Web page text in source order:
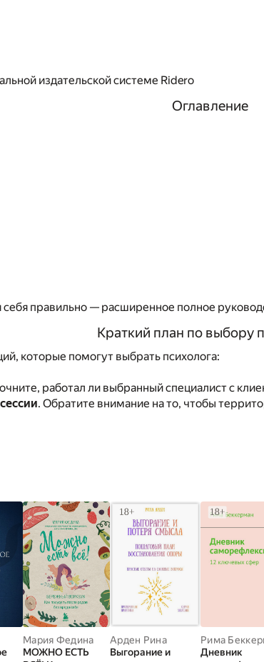
издательской системе Ridero
Оглавление
себя правильно — расширенное полное
Краткий план по выбору
которые помогут выбрать психолога:
работал ли выбранный специалист с
. Обратите внимание на то, чтобы
Мария Федина
МОЖНО ЕСТЬ
Арден Рина
Выгорание и
Рима
Дневник